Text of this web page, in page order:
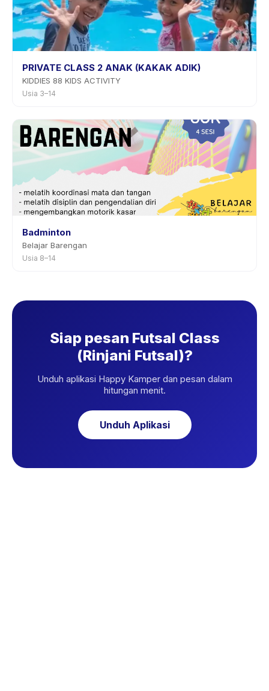
PRIVATE CLASS 2 ANAK (KAKAK ADIK)
KIDDIES 88 KIDS ACTIVITY
Usia 3–14
Badminton
Belajar Barengan
Usia 8–14
Siap pesan Futsal Class
(Rinjani Futsal)?
Unduh aplikasi Happy Kamper dan pesan dalam
hitungan menit.
Unduh Aplikasi